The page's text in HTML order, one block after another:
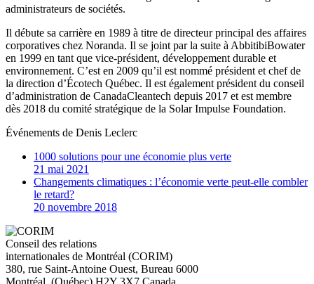
administrateurs de sociétés.
Il débute sa carrière en 1989 à titre de directeur principal des affaires
corporatives chez Noranda. Il se joint par la suite à AbbitibiBowater
en 1999 en tant que vice-président, développement durable et
environnement. C’est en 2009 qu’il est nommé président et chef de
la direction d’Écotech Québec. Il est également président du conseil
d’administration de CanadaCleantech depuis 2017 et est membre
dès 2018 du comité stratégique de la Solar Impulse Foundation.
Événements de Denis Leclerc
1000 solutions pour une économie plus verte
21 mai 2021
Changements climatiques : l’économie verte peut-elle combler
le retard?
20 novembre 2018
Conseil des relations
internationales de Montréal (CORIM)
380, rue Saint-Antoine Ouest, Bureau 6000
Montréal , (Québec) H2Y 3X7 Canada